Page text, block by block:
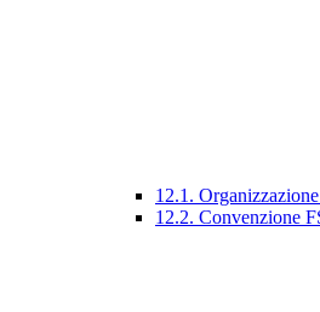
12.1.
12.2. Convenzione